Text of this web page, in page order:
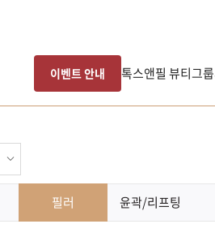
이벤트 안내 톡스앤필 뷰티그룹
필러 윤곽/리프팅